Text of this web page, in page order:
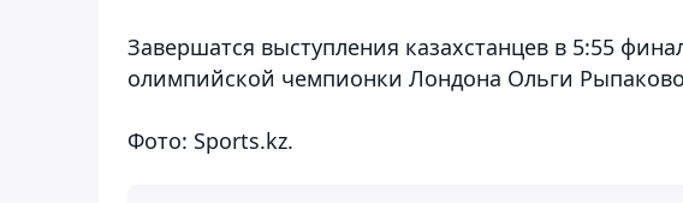
Завершатся выступления казахстанцев в 5:55
олимпийской чемпионки Лондона Ольги
Фото: Sports.kz.